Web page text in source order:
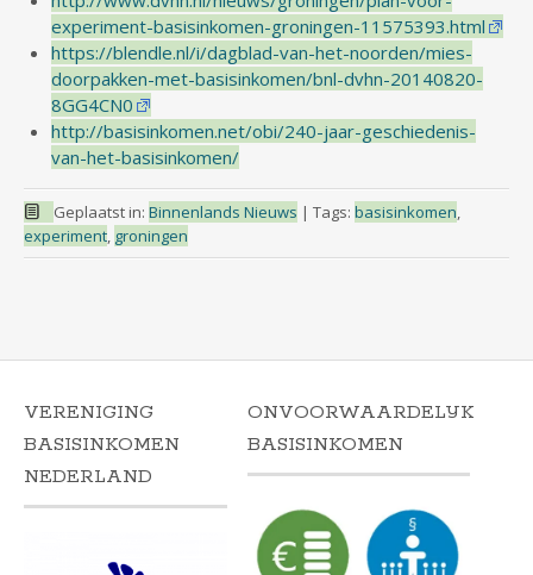
experiment-basisinkomen-groningen-11575393.html
https://blendle.nl/i/dagblad-van-het-noorden/mies-
doorpakken-met-basisinkomen/bnl-dvhn-20140820-
8GG4CN0
http://basisinkomen.net/obi/240-jaar-geschiedenis-
van-het-basisinkomen/
Geplaatst in: Binnenlands Nieuws | Tags: basisinkomen,
experiment, groningen
VERENIGING
BASISINKOMEN
NEDERLAND
ONVOORWAARDELIJK
BASISINKOMEN